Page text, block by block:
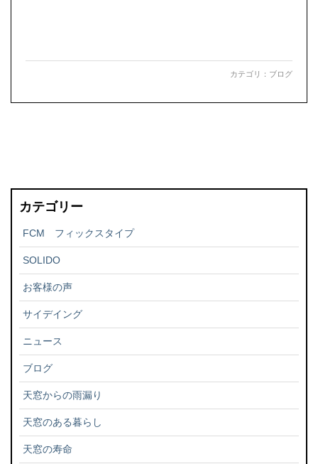
カテゴリ： ブログ
カテゴリー
FCM フィックスタイプ
SOLIDO
お客様の声
サイデイング
ニュース
ブログ
天窓からの雨漏り
天窓のある暮らし
天窓の寿命